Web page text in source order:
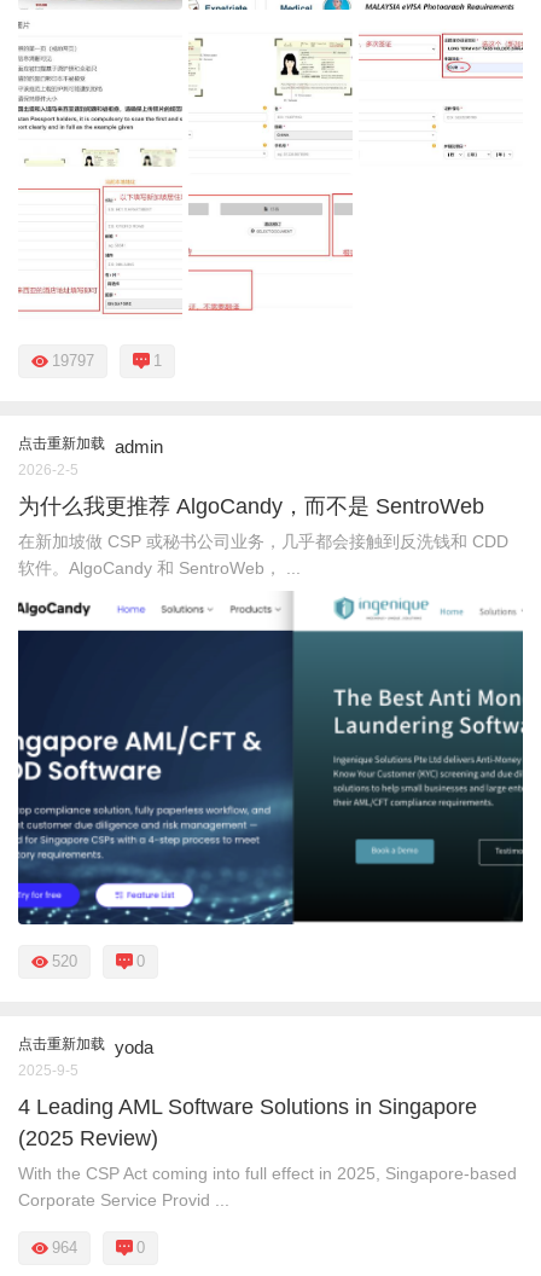
19797 1
点击重新加载 admin
2026-2-5
为什么我更推荐 AlgoCandy，而不是 SentroWeb
在新加坡做 CSP 或秘书公司业务，几乎都会接触到反洗钱和 CDD
软件。AlgoCandy 和 SentroWeb， ...
520 0
点击重新加载 yoda
2025-9-5
4 Leading AML Software Solutions in Singapore
(2025 Review)
With the CSP Act coming into full effect in 2025, Singapore-based
Corporate Service Provid ...
964 0